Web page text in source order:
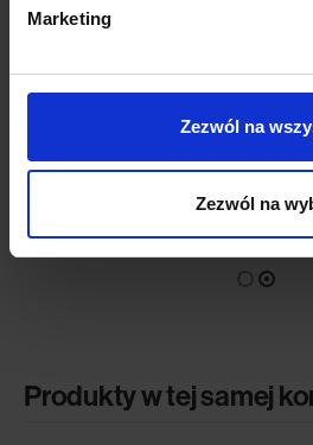
Marketing
Zezwól na
Zezwól na
stolik | 43x50 | nero
885.00zł
Produkty w tej samej